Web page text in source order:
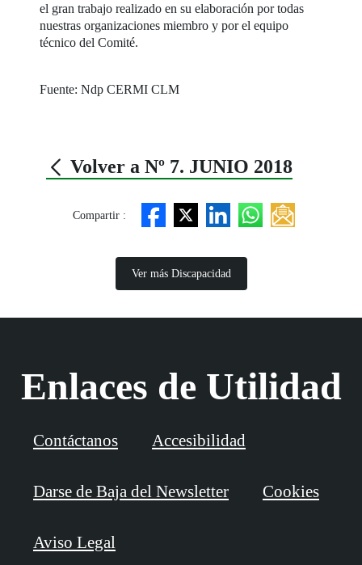
el gran trabajo realizado en su elaboración por todas
nuestras organizaciones miembro y por el equipo
técnico del Comité.
Fuente: Ndp CERMI CLM
Volver a Nº 7. JUNIO 2018
Compartir :
Ver más Discapacidad
Enlaces de Utilidad
Contáctanos Accesibilidad
Darse de Baja del Newsletter Cookies
Aviso Legal